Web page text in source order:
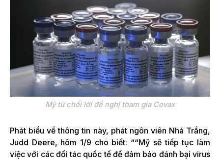
Mỹ từ chối lời đề nghị tham gia Covax
Phát biểu về thông tin này, phát ngôn viên Nhà Trắng,
Judd Deere, hôm 1/9 cho biết: ““Mỹ sẽ tiếp tục làm
việc với các đối tác quốc tế để đảm bảo đánh bại virus